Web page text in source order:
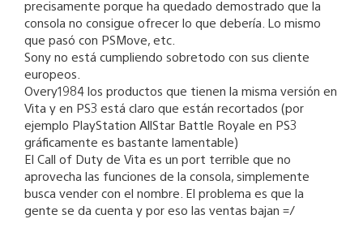
precisamente porque ha quedado demostrado que la
consola no consigue ofrecer lo que debería. Lo mismo
que pasó con PSMove, etc.
Sony no está cumpliendo sobretodo con sus cliente
europeos.
Overy1984 los productos que tienen la misma versión en
Vita y en PS3 está claro que están recortados (por
ejemplo PlayStation AllStar Battle Royale en PS3
gráficamente es bastante lamentable)
El Call of Duty de Vita es un port terrible que no
aprovecha las funciones de la consola, simplemente
busca vender con el nombre. El problema es que la
gente se da cuenta y por eso las ventas bajan =/